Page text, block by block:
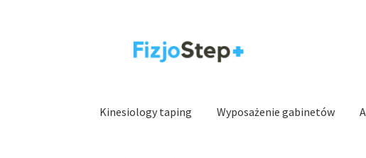
Kinesiology taping Wyposażenie gabinetów